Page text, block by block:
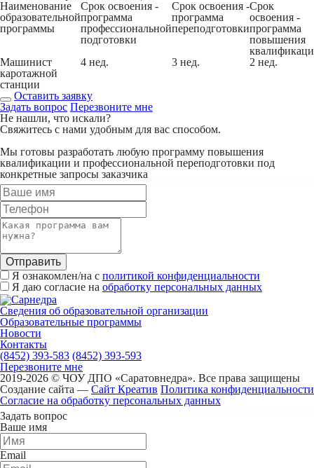
Наименование
образовательной
программы
Срок освоения -
программа
профессиональной
подготовки
Срок освоения -
программа
переподготовки
Срок
освоения -
программа
повышения
Машинист
каротажной
станции
4 нед. 3 нед. 2 нед.
Оставить заявку
Задать вопрос Перезвоните мне
Не нашли, что искали?
Свяжитесь с нами удобным для вас способом.
Мы готовы разработать любую программу повышения
квалификации и профессиональной переподготовки под
конкретные запросы заказчика
Отправить
Я ознакомлен/на с политикой конфиденциальности
Я даю согласие на обработку персональных данных
Сведения об образовательной организации
Образовательные программы
Новости
Контакты
(8452) 393-583 (8452) 393-593
Перезвоните мне
2019-2026 © ЧОУ ДПО «Саратовнедра». Все права защищены
Создание сайта — Сайт Креатив Политика конфиденциальности
Согласие на обработку персональных данных
Задать вопрос
Ваше имя
Email